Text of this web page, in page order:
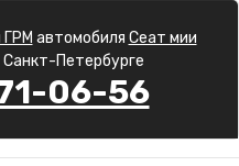
ГРМ автомобиля Сеат мии
Петербурге
06-56